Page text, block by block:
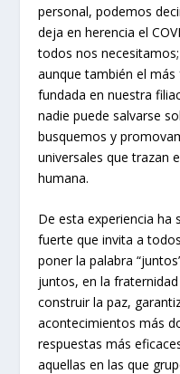
personal, podemos
deja en herencia el
todos nos
aunque también el
fundada en nuestra
nadie puede salvarse
busquemos y
universales que trazan
humana.
De esta experiencia ha
fuerte que invita a
poner la palabra
juntos, en la
construir la paz,
acontecimientos más
respuestas más
aquellas en las que